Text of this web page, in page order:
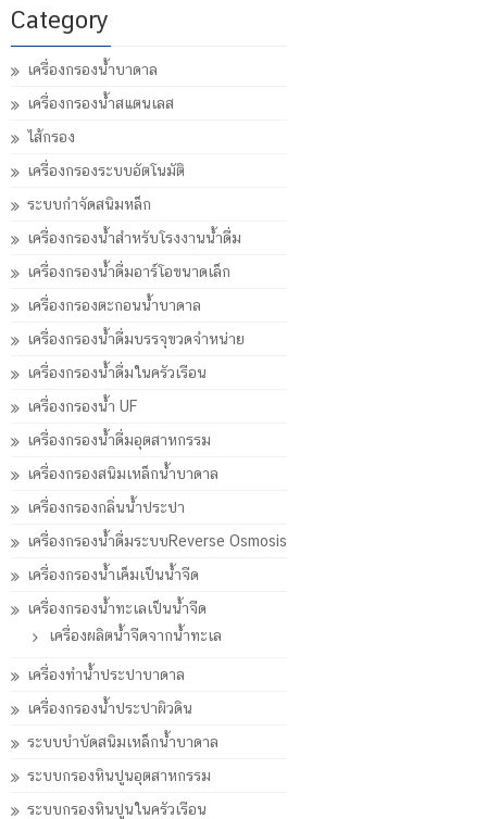
Category
เครื่องกรองน้ำบาดาล
เครื่องกรองน้ำสแตนเลส
ไส้กรอง
เครื่องกรองระบบอัตโนมัติ
ระบบกำจัดสนิมหล็ก
เครื่องกรองน้ำสำหรับโรงงานน้ำดื่ม
เครื่องกรองน้ำดื่มอาร์โอขนาดเล็ก
เครื่องกรองตะกอนน้ำบาดาล
เครื่องกรองน้ำดื่มบรรจุขวดจำหน่าย
เครื่องกรองน้ำดื่มในครัวเรือน
เครื่องกรองน้ำ UF
เครื่องกรองน้ำดื่มอุตสาหกรรม
เครื่องกรองสนิมเหล็กน้ำบาดาล
เครื่องกรองกลิ่นน้ำประปา
เครื่องกรองน้ำดื่มระบบReverse Osmosis
เครื่องกรองน้ำเค็มเป็นน้ำจืด
เครื่องกรองน้ำทะเลเป็นน้ำจืด
เครื่องผลิตน้ำจืดจากน้ำทะเล
เครื่องทำน้ำประปาบาดาล
เครื่องกรองน้ำประปาผิวดิน
ระบบบำบัดสนิมเหล็กน้ำบาดาล
ระบบกรองหินปูนอุตสาหกรรม
ระบบกรองหินปูนในครัวเรือน